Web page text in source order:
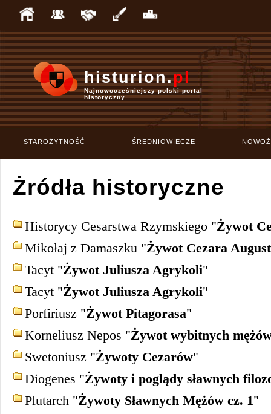
histurion.pl
Najnowocześniejszy polski portal
historyczny
STAROŻYTNOŚĆ ŚREDNIOWIECZE
Żródła historyczne
Historycy Cesarstwa Rzymskiego "Żywot
Mikołaj z Damaszku "Żywot Cezara
Tacyt "Żywot Juliusza Agrykoli"
Tacyt "Żywot Juliusza Agrykoli"
Porfiriusz "Żywot Pitagorasa"
Korneliusz Nepos "Żywot wybitnych
Swetoniusz "Żywoty Cezarów"
Diogenes "Żywoty i poglądy sławnych
Plutarch "Żywoty Sławnych Mężów cz. 1"